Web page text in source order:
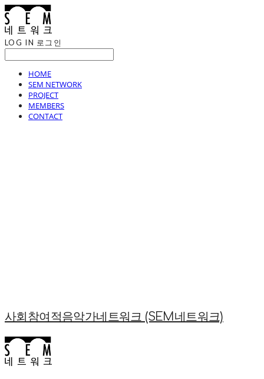
LOG IN 로그인
HOME
SEM NETWORK
PROJECT
MEMBERS
CONTACT
사회참여적음악가네트워크 (SEM네트워크)